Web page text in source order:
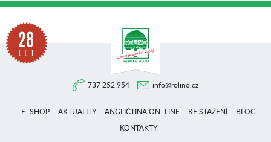
737 252 954 info@rolino.cz
E–SHOP AKTUALITY ANGLIČTINA ON–LINE KE STAŽENÍ
BLOG
KONTAKTY